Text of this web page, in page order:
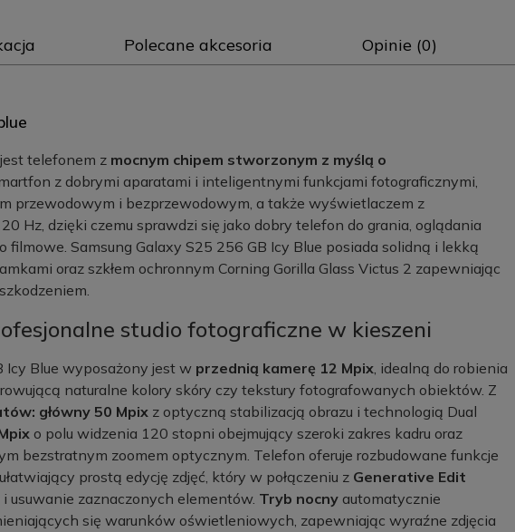
Polecane akcesoria Opinie (0)
telefonem z mocnym chipem stworzonym z myślą o
z dobrymi aparatami i inteligentnymi funkcjami fotograficznymi,
przewodowym i bezprzewodowym, a także wyświetlaczem z
Hz, dzięki czemu sprawdzi się jako dobry telefon do grania, oglądania
Samsung Galaxy S25 256 GB Icy Blue posiada solidną i lekką
oraz szkłem ochronnym Corning Gorilla Glass Victus 2 zapewniając
studio fotograficzne w kieszeni
Icy Blue wyposażony jest w przednią kamerę 12 Mpix, idealną do robienia
naturalne kolory skóry czy tekstury fotografowanych obiektów. Z
główny 50 Mpix z optyczną stabilizacją obrazu i technologią Dual
o polu widzenia 120 stopni obejmujący szeroki zakres kadru oraz
bezstratnym zoomem optycznym. Telefon oferuje rozbudowane funkcje
prostą edycję zdjęć, który w połączeniu z Generative Edit
usuwanie zaznaczonych elementów. Tryb nocny automatycznie
się warunków oświetleniowych, zapewniając wyraźne zdjęcia